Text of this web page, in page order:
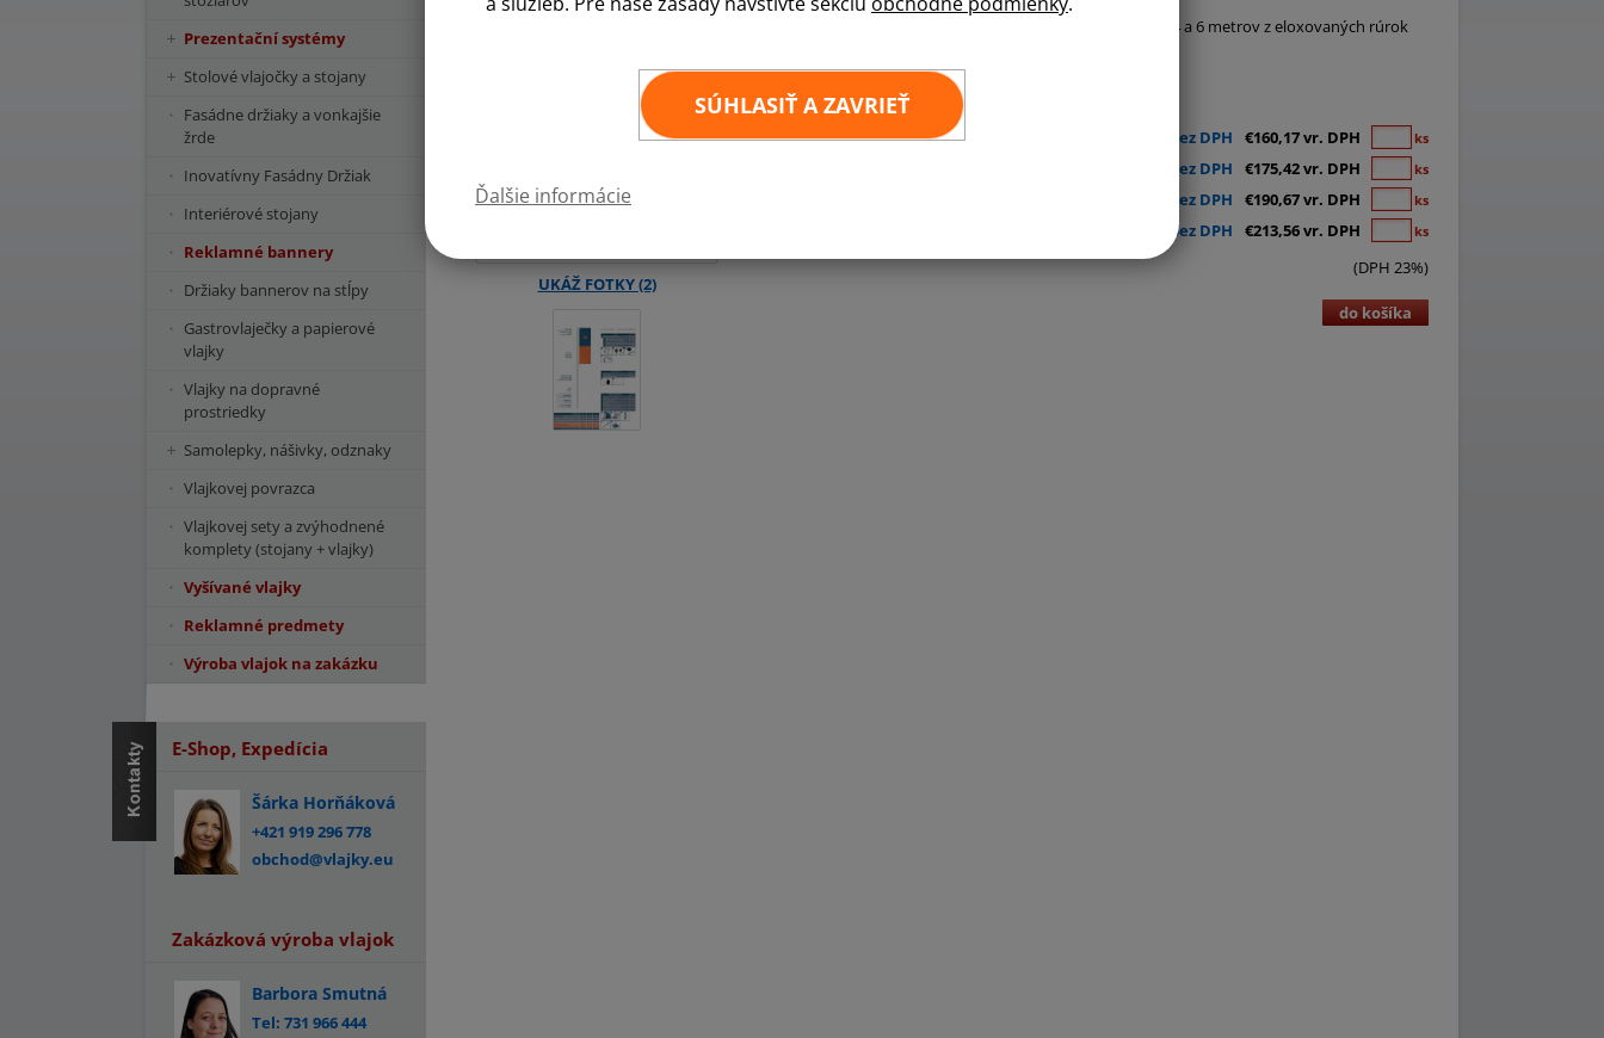
SÚHLASIŤ A ZAVRIEŤ
Ďalšie informácie
Prenosný vlajkový stožiar s otočným ramenom - pevné výšky 4 a 6 metrov z eloxovaných rúrok
Foto realizovaných inštalácií
3 m €130,22 bez DPH €160,17 vr. DPH ks
€142,62 bez DPH €175,42 vr. DPH ks
€155,02 bez DPH €190,67 vr. DPH ks
€173,63 bez DPH €213,56 vr. DPH ks
(DPH 23%)
do košíka
Prezentační systémy
Stolové vlajočky a stojany
Fasádne držiaky a vonkajšie
žrde
Inovatívny Fasádny Držiak
Interiérové stojany
Reklamné bannery
Držiaky bannerov na stĺpy
Gastrovlaječky a papierové
vlajky
Vlajky na dopravné
prostriedky
Samolepky, nášivky, odznaky
Vlajkovej povrazca
Vlajkovej sety a zvýhodnené
komplety (stojany + vlajky)
Vyšívané vlajky
Reklamné predmety
Výroba vlajok na zakázku
E-Shop, Expedícia
Šárka Horňáková
+421 919 296 778
obchod@vlajky.eu
Zakázková výroba vlajok
Barbora Smutná
Tel: 731 966 444